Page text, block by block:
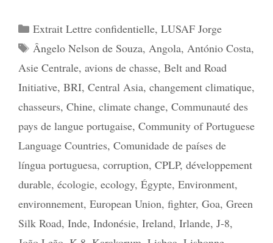
Catégories
Extrait Lettre confidentielle, LUSAF Jorge
Étiquettes
Ângelo Nelson de Souza, Angola, António Costa,
Asie Centrale, avions de chasse, Belt and Road
Initiative, BRI, Central Asia, changement climatique,
chasseurs, Chine, climate change, Communauté des
pays de langue portugaise, Community of Portuguese
Language Countries, Comunidade de países de
língua portuguesa, corruption, CPLP, développement
durable, écologie, ecology, Égypte, Environment,
environnement, European Union, fighter, Goa, Green
Silk Road, Inde, Indonésie, Ireland, Irlande, J-8,